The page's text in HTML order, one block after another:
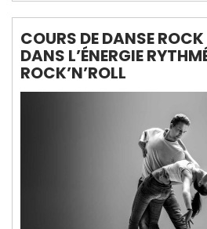
COURS DE DANSE
DANS L’ÉNERGIE
ROCK’N’ROLL